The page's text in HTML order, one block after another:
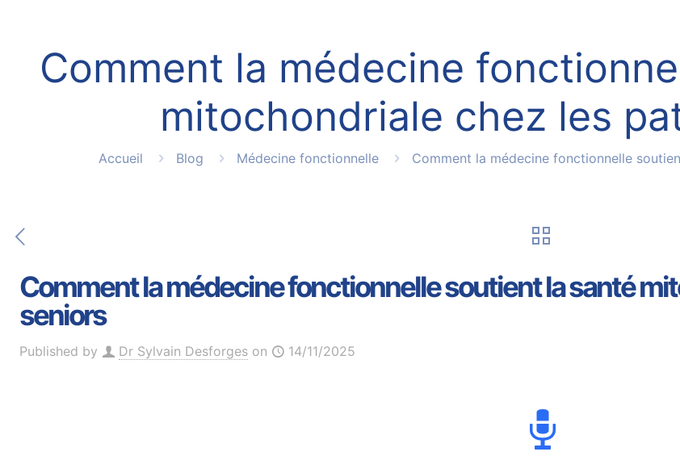
Comment la médecine
mitochondriale chez les
Accueil Blog Médecine fonctionnelle Comment la médecine fonctionnelle
Comment la médecine fonctionnelle soutient la santé
seniors
Published by Dr Sylvain Desforges on 14/11/2025